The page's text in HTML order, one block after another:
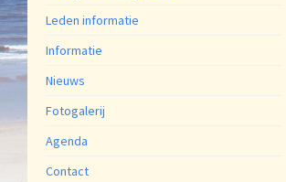
Leden informatie
Informatie
Nieuws
Fotogalerij
Agenda
Contact